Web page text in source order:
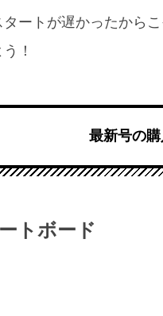
ートが遅かったから
！
最新号の
トボード